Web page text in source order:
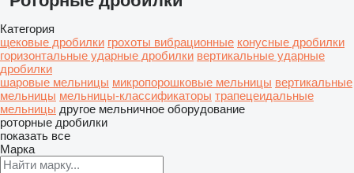
Категория
щековые дробилки грохоты вибрационные конусные дробилки
горизонтальные ударные дробилки вертикальные ударные
дробилки
шаровые мельницы микропорошковые мельницы вертикальные
мельницы мельницы-классификаторы трапецеидальные
мельницы другое мельничное оборудование
роторные дробилки
показать все
Марка